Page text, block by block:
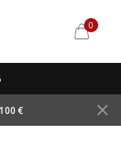
0
€